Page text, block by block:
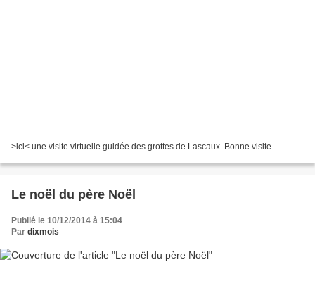
>ici< une visite virtuelle guidée des grottes de Lascaux. Bonne visite
Le noël du père Noël
Publié le 10/12/2014 à 15:04
Par dixmois